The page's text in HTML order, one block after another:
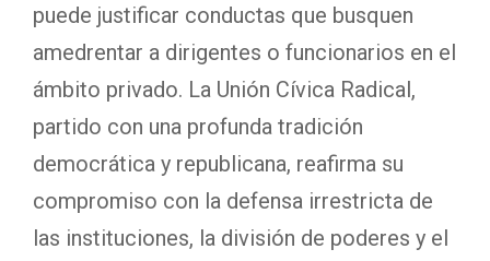
puede justificar conductas que busquen
amedrentar a dirigentes o funcionarios en el
ámbito privado. La Unión Cívica Radical,
partido con una profunda tradición
democrática y republicana, reafirma su
compromiso con la defensa irrestricta de
las instituciones, la división de poderes y el